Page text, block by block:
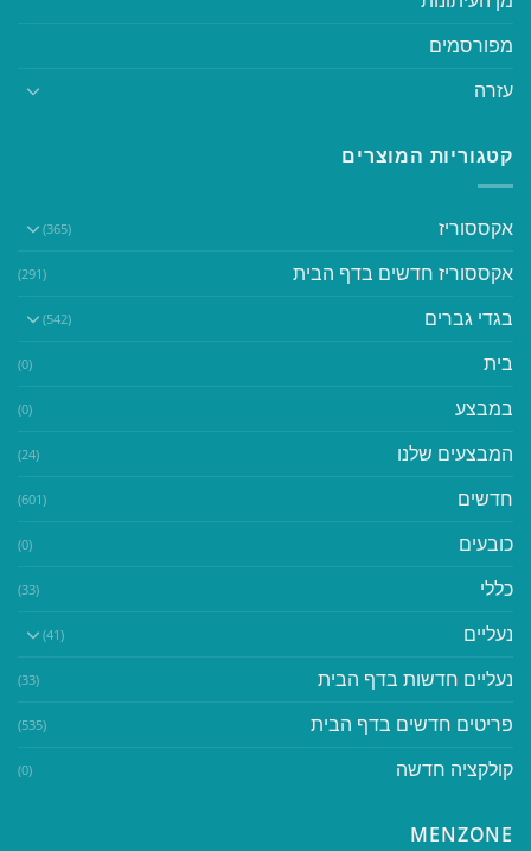
מפורסמים
עזרה
קטגוריות המוצרים
אקססוריז (365)
אקססוריז חדשים בדף הבית (291)
בגדי גברים (542)
בית (0)
במבצע (0)
המבצעים שלנו (24)
חדשים (601)
כובעים (0)
כללי (33)
נעליים (41)
נעליים חדשות בדף הבית (33)
פריטים חדשים בדף הבית (535)
קולקציה חדשה (0)
MENZONE